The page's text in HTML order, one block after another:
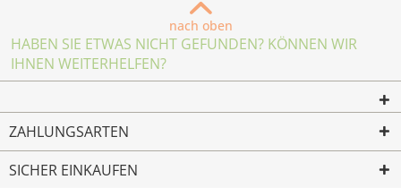
nach oben
HABEN SIE ETWAS NICHT GEFUNDEN? KÖNNEN WIR
IHNEN WEITERHELFEN?
ZAHLUNGSARTEN
SICHER EINKAUFEN